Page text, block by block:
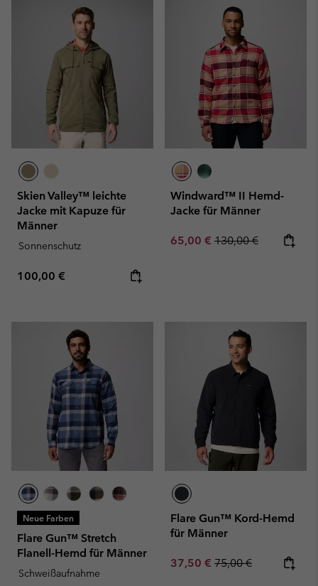
Skien Valley™ leichte
Jacke mit Kapuze für
Männer
Sonnenschutz
Regular price:
100,00 €
Windward™ II Hemd-
Jacke für Männer
Sale price:
65,00 € Regular price:
130,00 €
Neue Farben
Flare Gun™ Stretch
Flanell-Hemd für Männer
Schweißaufnahme
Flare Gun™ Kord-Hemd
für Männer
Sale price:
37,50 € Regular price:
75,00 €